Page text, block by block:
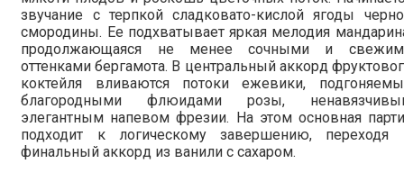
звучание с терпкой сладковато-кислой ягоды
смородины. Ее подхватывает яркая мелодия
продолжающаяся не менее сочными и
оттенками бергамота. В центральный аккорд
коктейля вливаются потоки ежевики,
благородными флюидами розы,
элегантным напевом фрезии. На этом основная
подходит к логическому завершению, переходя
финальный аккорд из ванили с сахаром.